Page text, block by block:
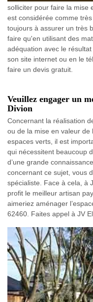
solliciter pour faire la mise
est considérée comme
toujours à assurer un très
faire qu'en utilisant des
adéquation avec le
son site internet ou en le
faire un devis gratuit.
Veuillez engager un
Divion
Concernant la réalisation
ou de la mise en valeur de
espaces verts, il est
qui nécessitent beaucoup
d’une grande
concernant ce sujet, vous
spécialiste. Face à cela, à
profit le meilleur artisan
aimeriez aménager
62460. Faites appel à JV